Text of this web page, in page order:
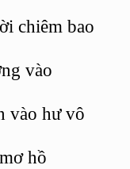
i chiêm bao
vào
vào hư vô
hồ